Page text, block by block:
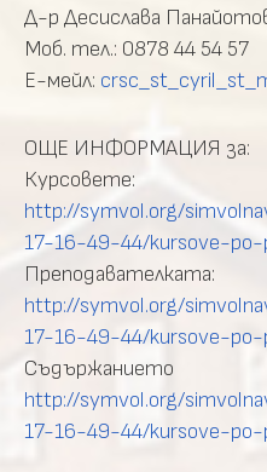
Д-р Десислава
Моб. тел.: 0878 44 54 57
Е-мейл:
ОЩЕ ИНФОРМАЦИЯ за:
Курсовете:
http://symvol.org/
17-16-49-44/kursove-po-
Преподавателката:
http://symvol.org/
17-16-49-44/kursove-po-
http://symvol.org/
17-16-49-44/kursove-po-